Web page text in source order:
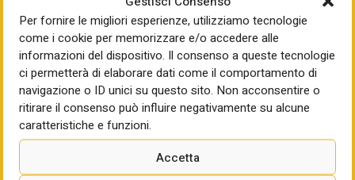
Per fornire le migliori esperienze, utilizziamo tecnologie
come i cookie per memorizzare e/o accedere alle
informazioni del dispositivo. Il consenso a queste tecnologie
ci permetterà di elaborare dati come il comportamento di
navigazione o ID unici su questo sito. Non acconsentire o
ritirare il consenso può influire negativamente su alcune
caratteristiche e funzioni.
Accetta
verde. “C’era un patto assunto con i nostri cittadini di Roma
perché vi fosse l’attenzione dovuta all’esigenza prioritaria
dell’amministrazione della giustizia ma anche a quella della
sostenibilità ambientale” ha sottolineato Rocca. “Non solo
non si consumerà suolo – ha assicurato quindi il sindaco
Gualtieri – ma la superficie aumenterà riqualificando il
pratone e tutta la zona di piazzale Clodio può essere
riqualificata e diventare un fiore all’occhiello dell’urbanistica